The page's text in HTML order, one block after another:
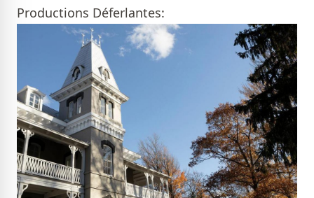
Productions Déferlantes: